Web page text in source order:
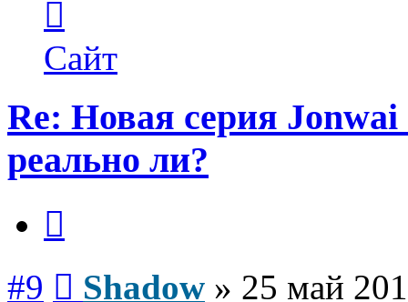
пользователя
Shadow
Сайт
Re: Новая серия
реально ли?
#9 Shadow » 25 май